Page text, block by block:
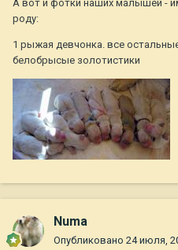
А вот и фотки наших малышей -
роду:
1 рыжая девчонка. все
белобрысые золотистики
Numa
Опубликовано 24 июля,